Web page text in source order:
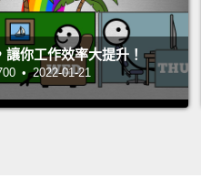
讓你工作效率大提升！
• 2022-01-21